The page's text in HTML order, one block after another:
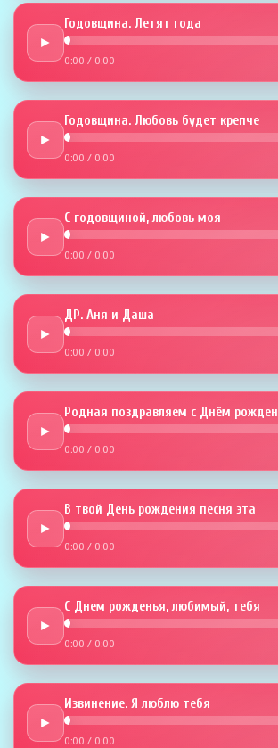
►
Годовщина. Летят года
0:00 / 0:00
►
Годовщина. Любовь будет крепче
0:00 / 0:00
►
С годовщиной, любовь моя
0:00 / 0:00
►
ДР. Аня и Даша
0:00 / 0:00
►
Родная поздравляем с Днём
0:00 / 0:00
►
В твой День рождения песня эта
0:00 / 0:00
►
С Днем рожденья, любимый, тебя
0:00 / 0:00
►
Извинение. Я люблю тебя
0:00 / 0:00